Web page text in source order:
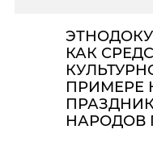
КАК
ПРИМЕРЕ
НАРОДОВ